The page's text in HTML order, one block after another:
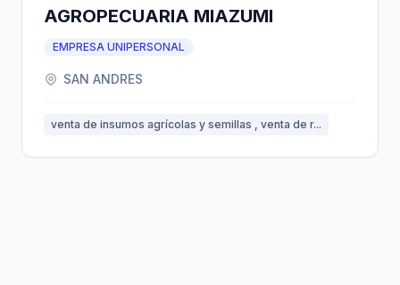
AGROPECUARIA MIAZUMI
EMPRESA UNIPERSONAL
SAN ANDRES
venta de insumos agrícolas y semillas , venta de r...